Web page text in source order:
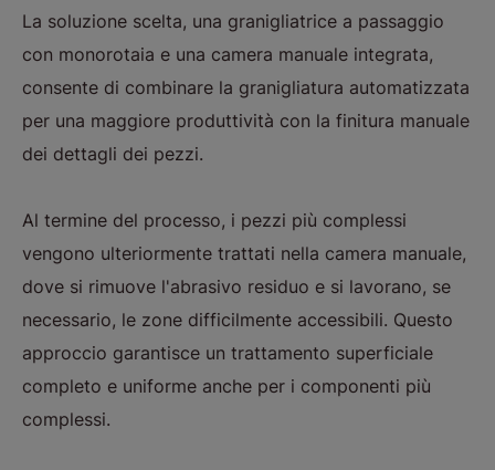
La soluzione scelta, una granigliatrice a passaggio
con monorotaia e una camera manuale integrata,
consente di combinare la granigliatura automatizzata
per una maggiore produttività con la finitura manuale
dei dettagli dei pezzi.
Al termine del processo, i pezzi più complessi
vengono ulteriormente trattati nella camera manuale,
dove si rimuove l'abrasivo residuo e si lavorano, se
necessario, le zone difficilmente accessibili. Questo
approccio garantisce un trattamento superficiale
completo e uniforme anche per i componenti più
complessi.